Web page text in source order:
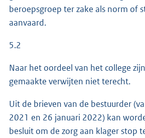
beroepsgroep ter zake als norm of
aanvaard.
5.2
Naar het oordeel van het college
gemaakte verwijten niet terecht.
Uit de brieven van de bestuurder
2021 en 26 januari 2022) kan
besluit om de zorg aan klager stop